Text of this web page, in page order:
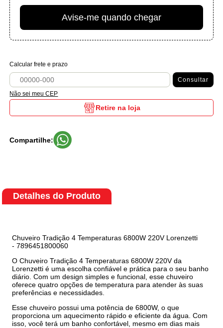
Avise-me quando chegar
Calcular frete e prazo
Consultar
Não sei meu CEP
Retire na loja
Compartilhe:
Detalhes do Produto
Chuveiro Tradição 4 Temperaturas 6800W 220V Lorenzetti
- 7896451800060
O Chuveiro Tradição 4 Temperaturas 6800W 220V da
Lorenzetti é uma escolha confiável e prática para o seu banho
diário. Com um design simples e funcional, esse chuveiro
oferece quatro opções de temperatura para atender às suas
preferências e necessidades.
Esse chuveiro possui uma potência de 6800W, o que
proporciona um aquecimento rápido e eficiente da água. Com
isso, você terá um banho confortável, mesmo em dias mais